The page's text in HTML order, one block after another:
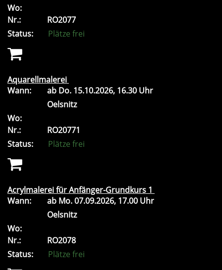
Wo:
Nr.:
RO2077
Status:
Plätze frei
Aquarellmalerei
Wann:
ab Do. 15.10.2026, 16.30 Uhr
Oelsnitz
Wo:
Nr.:
RO20771
Status:
Plätze frei
Acrylmalerei für Anfänger-Grundkurs 1
Wann:
ab Mo.07.09.2026, 17.00 Uhr
Oelsnitz
Wo:
Nr.:
RO2078
Status:
Plätze frei